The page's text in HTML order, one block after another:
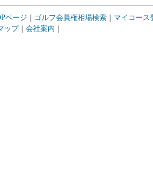
ページ ゴルフ会員権相場検索
マイコース
ップ｜ 会社案内